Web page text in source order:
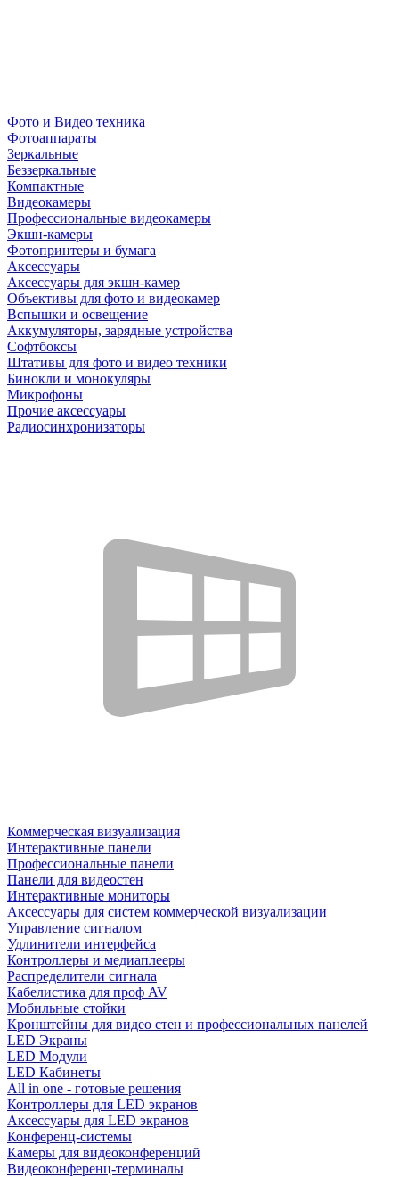
Фото и Видео техника
Фотоаппараты
Зеркальные
Беззеркальные
Компактные
Видеокамеры
Профессиональные видеокамеры
Экшн-камеры
Фотопринтеры и бумага
Аксессуары
Аксессуары для экшн-камер
Объективы для фото и видеокамер
Вспышки и освещение
Аккумуляторы, зарядные устройства
Софтбоксы
Штативы для фото и видео техники
Бинокли и монокуляры
Микрофоны
Прочие аксессуары
Радиосинхронизаторы
Коммерческая визуализация
Интерактивные панели
Профессиональные панели
Панели для видеостен
Интерактивные мониторы
Аксессуары для систем коммерческой визуализации
Управление сигналом
Удлинители интерфейса
Контроллеры и медиаплееры
Распределители сигнала
Кабелистика для проф AV
Мобильные стойки
Кронштейны для видео стен и профессиональных панелей
LED Экраны
LED Модули
LED Кабинеты
All in one - готовые решения
Контроллеры для LED экранов
Аксессуары для LED экранов
Конференц-системы
Камеры для видеоконференций
Видеоконференц-терминалы